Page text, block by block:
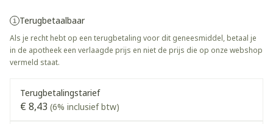
Terugbetaalbaar
Als je recht hebt op een terugbetaling voor dit geneesmiddel, betaal je
in de apotheek een verlaagde prijs en niet de prijs die op onze webshop
vermeld staat.
Terugbetalingstarief
€ 8,43 (6% inclusief btw)